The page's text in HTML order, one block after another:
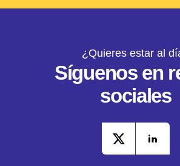
¿Quieres estar al
Síguenos en
sociales